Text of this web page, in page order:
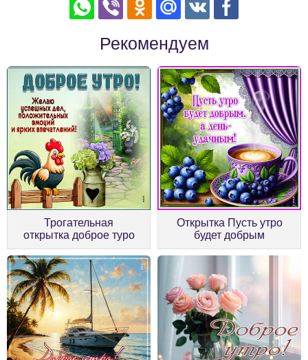
Рекомендуем
Трогательная
открытка доброе туро
Открытка Пусть утро
будет добрым